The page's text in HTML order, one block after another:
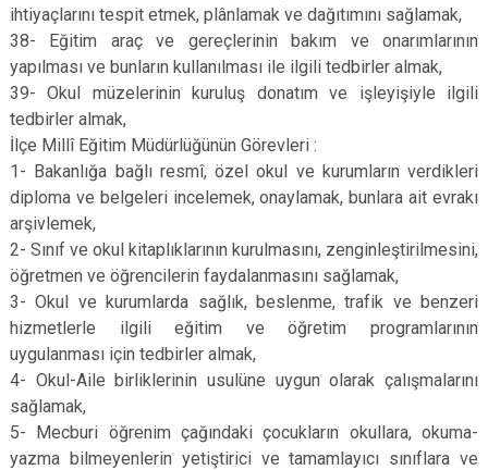
ihtiyaçlarını tespit etmek, plânlamak ve dağıtımını sağlamak,
38- Eğitim araç ve gereçlerinin bakım ve onarımlarının
yapılması ve bunların kullanılması ile ilgili tedbirler almak,
39- Okul müzelerinin kuruluş donatım ve işleyişiyle ilgili
tedbirler almak,
İlçe Millî Eğitim Müdürlüğünün Görevleri :
1- Bakanlığa bağlı resmî, özel okul ve kurumların verdikleri
diploma ve belgeleri incelemek, onaylamak, bunlara ait evrakı
arşivlemek,
2- Sınıf ve okul kitaplıklarının kurulmasını, zenginleştirilmesini,
öğretmen ve öğrencilerin faydalanmasını sağlamak,
3- Okul ve kurumlarda sağlık, beslenme, trafik ve benzeri
hizmetlerle ilgili eğitim ve öğretim programlarının
uygulanması için tedbirler almak,
4- Okul-Aile birliklerinin usulüne uygun olarak çalışmalarını
sağlamak,
5- Mecburi öğrenim çağındaki çocukların okullara, okuma-
yazma bilmeyenlerin yetiştirici ve tamamlayıcı sınıflara ve